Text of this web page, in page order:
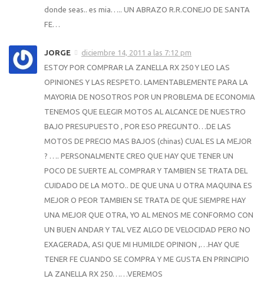
donde seas.. es mia….. UN ABRAZO R.R.CONEJO DE SANTA
FE…
JORGE
diciembre 14, 2011 a las 7:12 pm
ESTOY POR COMPRAR LA ZANELLA RX 250 Y LEO LAS
OPINIONES Y LAS RESPETO. LAMENTABLEMENTE PARA LA
MAYORIA DE NOSOTROS POR UN PROBLEMA DE ECONOMIA
TENEMOS QUE ELEGIR MOTOS AL ALCANCE DE NUESTRO
BAJO PRESUPUESTO , POR ESO PREGUNTO…DE LAS
MOTOS DE PRECIO MAS BAJOS (chinas) CUAL ES LA MEJOR
? …. PERSONALMENTE CREO QUE HAY QUE TENER UN
POCO DE SUERTE AL COMPRAR Y TAMBIEN SE TRATA DEL
CUIDADO DE LA MOTO.. DE QUE UNA U OTRA MAQUINA ES
MEJOR O PEOR TAMBIEN SE TRATA DE QUE SIEMPRE HAY
UNA MEJOR QUE OTRA, YO AL MENOS ME CONFORMO CON
UN BUEN ANDAR Y TAL VEZ ALGO DE VELOCIDAD PERO NO
EXAGERADA, ASI QUE MI HUMILDE OPINION ,…HAY QUE
TENER FE CUANDO SE COMPRA Y ME GUSTA EN PRINCIPIO
LA ZANELLA RX 250……VEREMOS